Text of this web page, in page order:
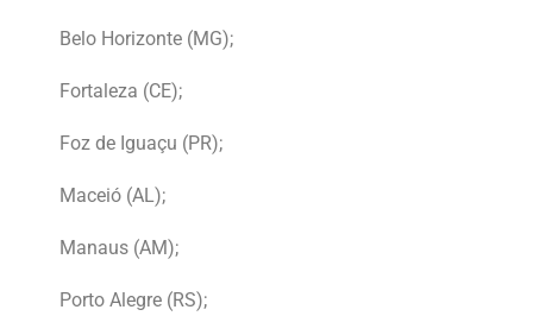
Belo Horizonte (MG);
Fortaleza (CE);
Foz de Iguaçu (PR);
Maceió (AL);
Manaus (AM);
Porto Alegre (RS);